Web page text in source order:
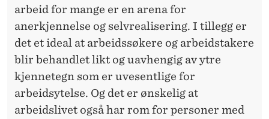
arbeid for mange er en arena for
anerkjennelse og selvrealisering. I tillegg er
det et ideal at arbeidssøkere og arbeidstakere
blir behandlet likt og uavhengig av ytre
kjennetegn som er uvesentlige for
arbeidsytelse. Og det er ønskelig at
arbeidslivet også har rom for personer med